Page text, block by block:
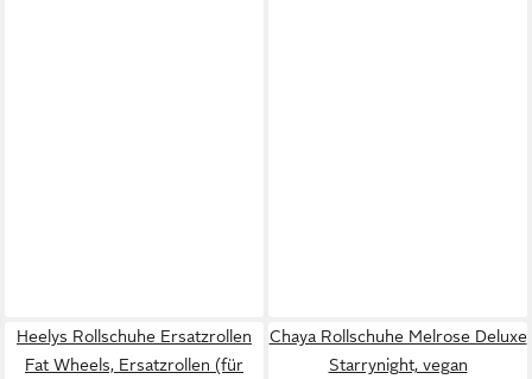
Heelys Rollschuhe Ersatzrollen
Fat Wheels, Ersatzrollen (für
Chaya Rollschuhe Melrose Deluxe
Starrynight, vegan